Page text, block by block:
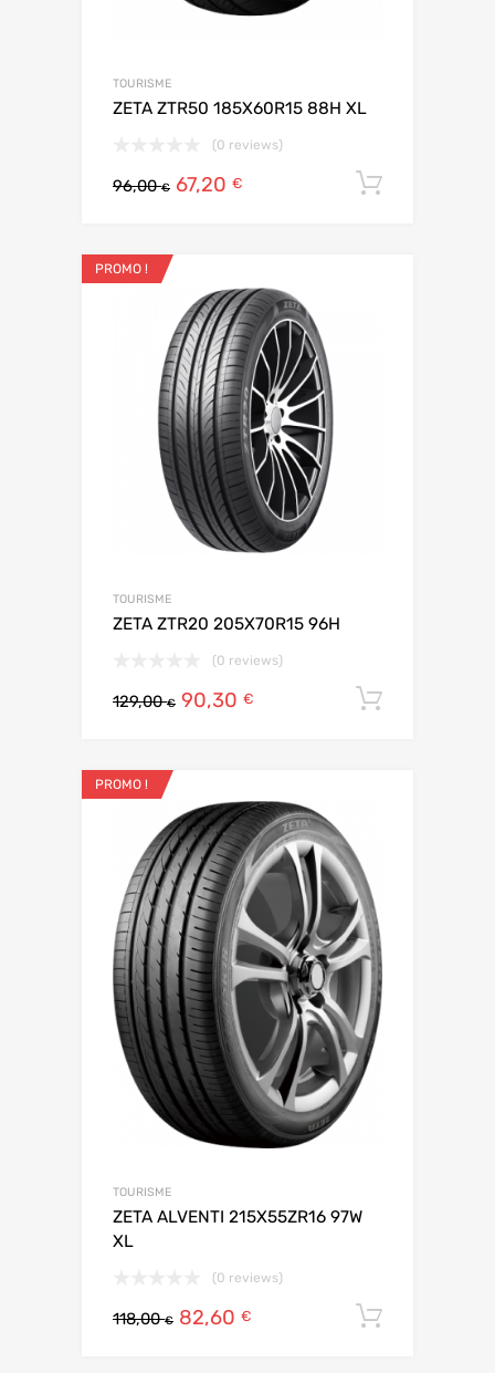
TOURISME
ZETA ZTR50 185X60R15 88H XL
(0 reviews)
96,00€ 67,20 €
PROMO !
TOURISME
ZETA ZTR20 205X70R15 96H
(0 reviews)
129,00€ 90,30 €
PROMO !
TOURISME
ZETA ALVENTI 215X55ZR16 97W
XL
(0 reviews)
118,00€ 82,60 €